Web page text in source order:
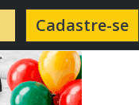
Cadastre-se